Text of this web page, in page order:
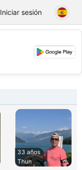
Iniciar sesión
💖
💕
33 años
Thun